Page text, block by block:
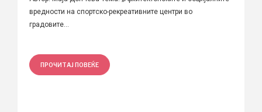
вредности на спортско-рекреативните центри во
градовите...
ПРОЧИТАЈ ПОВЕЌЕ